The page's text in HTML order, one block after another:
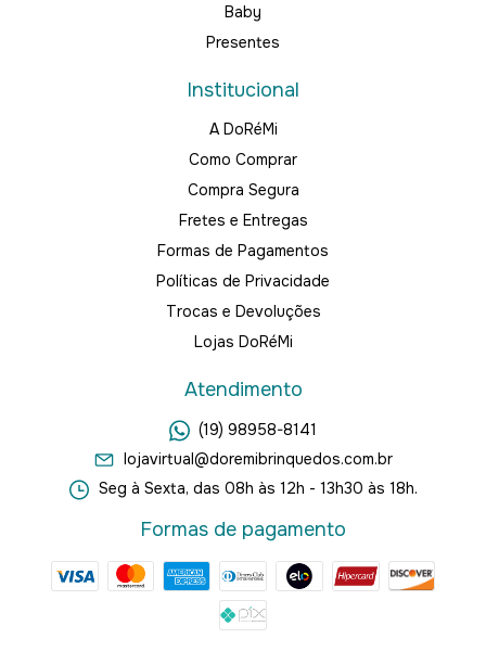
Baby
Presentes
Institucional
A DoRéMi
Como Comprar
Compra Segura
Fretes e Entregas
Formas de Pagamentos
Políticas de Privacidade
Trocas e Devoluções
Lojas DoRéMi
Atendimento
(19) 98958-8141
lojavirtual@doremibrinquedos.com.br
Seg à Sexta, das 08h às 12h - 13h30 às 18h.
Formas de pagamento